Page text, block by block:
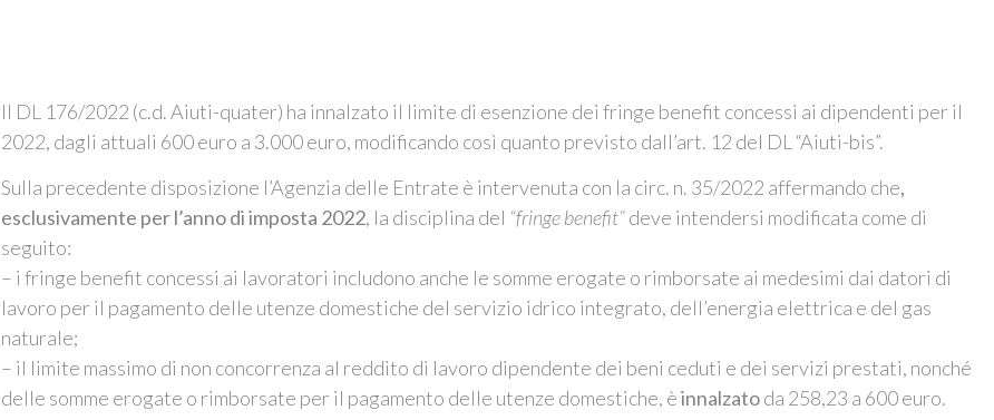
Il DL 176/2022 (c.d. Aiuti-quater) ha innalzato il limite di esenzione dei fringe benefit concessi ai dipendenti per il
2022, dagli attuali 600 euro a 3.000 euro, modificando così quanto previsto dall’art. 12 del DL “Aiuti-bis”.
Sulla precedente disposizione l’Agenzia delle Entrate è intervenuta con la circ. n. 35/2022 affermando che,
esclusivamente per l’anno di imposta 2022, la disciplina del “fringe benefit”deve intendersi modificata come di
seguito:
– i fringe benefit concessi ai lavoratori includono anche le somme erogate o rimborsate ai medesimi dai datori di
lavoro per il pagamento delle utenze domestiche del servizio idrico integrato, dell’energia elettrica e del gas
naturale;
– il limite massimo di non concorrenza al reddito di lavoro dipendente dei beni ceduti e dei servizi prestati, nonché
delle somme erogate o rimborsate per il pagamento delle utenze domestiche, èinnalzatoda 258,23 a 600 euro.